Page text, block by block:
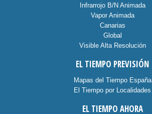
Infrarrojo B/N Animada
Vapor Animada
Canarias
Global
Visible Alta Resolución
EL TIEMPO PREVISIÓN
Mapas del Tiempo España
El Tiempo por Localidades
EL TIEMPO AHORA